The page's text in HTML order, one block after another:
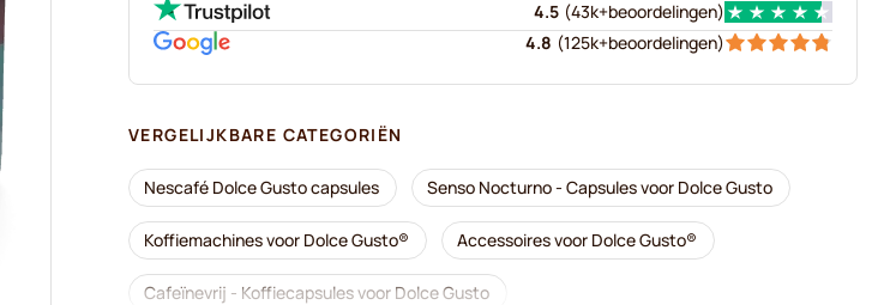
4.5 (43k+beoordelingen)
4.8 (125k+beoordelingen)
VERGELIJKBARE CATEGORIËN
Nescafé Dolce Gusto capsules Senso Nocturno - Capsules voor Dolce Gusto
Koffiemachines voor Dolce Gusto® Accessoires voor Dolce Gusto®
Cafeïnevrij - Koffiecapsules voor Dolce Gusto